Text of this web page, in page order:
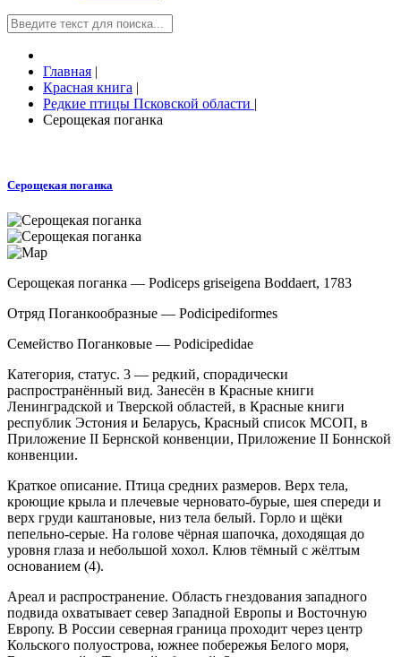
Главная |
Красная книга |
Редкие птицы Псковской области |
Серощекая поганка
Серощекая поганка
Серощекая поганка — Podiceps griseigena Boddaert, 1783
Отряд Поганкообразные — Podicipediformes
Семейство Поганковые — Podicipedidae
Категория, статус. 3 — редкий, спорадически
распространённый вид. Занесён в Красные книги
Ленинградской и Тверской областей, в Красные книги
республик Эстония и Беларусь, Красный список МСОП, в
Приложение II Бернской конвенции, Приложение II Боннской
конвенции.
Краткое описание. Птица средних размеров. Верх тела,
кроющие крыла и плечевые черновато-бу­рые, шея спереди и
верх груди каштановые, низ тела белый. Горло и щёки
пепельно-серые. На голове чёр­ная шапочка, доходящая до
уровня глаза и неболь­шой хохол. Клюв тёмный с жёлтым
основанием (4).
Ареал и распространение. Область гнездова­ния западного
подвида охватывает север Западной Европы и Восточную
Европу. В России северная гра­ница проходит через центр
Кольского полуострова, южнее побережья Белого моря,